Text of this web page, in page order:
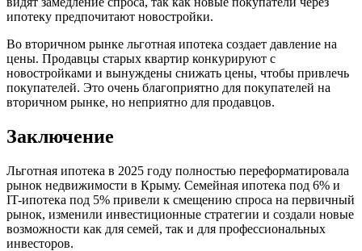
ипотеку предпочитают новостройки.
Во вторичном рынке льготная ипотека создает давление на
цены. Продавцы старых квартир конкурируют с
новостройками и вынуждены снижать цены, чтобы привлечь
покупателей. Это очень благоприятно для покупателей на
вторичном рынке, но неприятно для продавцов.
Заключение
Льготная ипотека в 2025 году полностью переформатировала
рынок недвижимости в Крыму. Семейная ипотека под 6% и
IT-ипотека под 5% привели к смещению спроса на первичный
рынок, изменили инвестиционные стратегии и создали новые
возможности как для семей, так и для профессиональных
инвесторов.